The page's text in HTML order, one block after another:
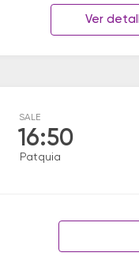
Ver
SALE
16:50
Patquia